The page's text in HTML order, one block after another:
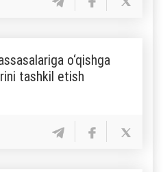
o‘qishga
tashkil etish